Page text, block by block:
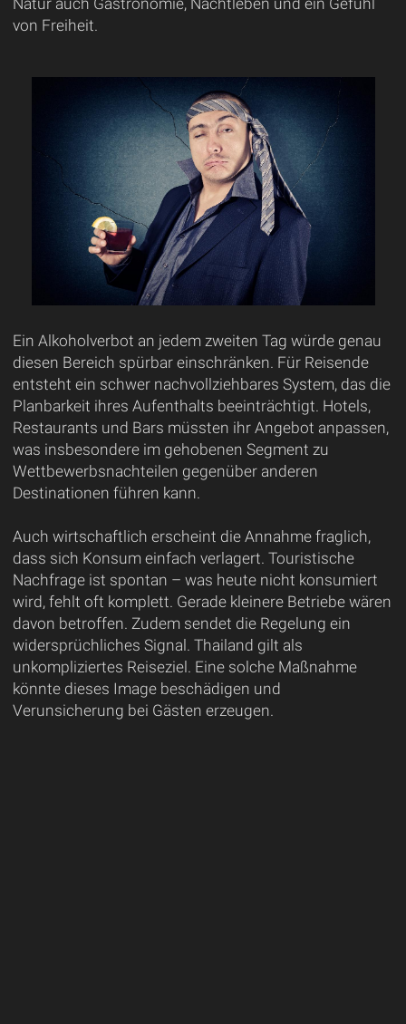
Natur auch Gastronomie, Nachtleben und ein Gefühl
von Freiheit.
Ein Alkoholverbot an jedem zweiten Tag würde genau
diesen Bereich spürbar einschränken. Für Reisende
entsteht ein schwer nachvollziehbares System, das die
Planbarkeit ihres Aufenthalts beeinträchtigt. Hotels,
Restaurants und Bars müssten ihr Angebot anpassen,
was insbesondere im gehobenen Segment zu
Wettbewerbsnachteilen gegenüber anderen
Destinationen führen kann.
Auch wirtschaftlich erscheint die Annahme fraglich,
dass sich Konsum einfach verlagert. Touristische
Nachfrage ist spontan – was heute nicht konsumiert
wird, fehlt oft komplett. Gerade kleinere Betriebe wären
davon betroffen. Zudem sendet die Regelung ein
widersprüchliches Signal. Thailand gilt als
unkompliziertes Reiseziel. Eine solche Maßnahme
könnte dieses Image beschädigen und
Verunsicherung bei Gästen erzeugen.